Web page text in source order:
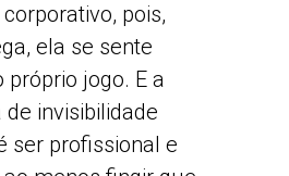
pois,
ela se sente
próprio jogo. E a
invisibilidade
ser profissional e